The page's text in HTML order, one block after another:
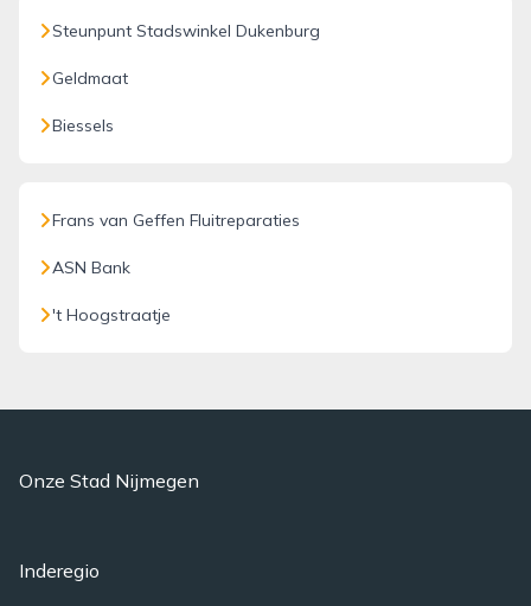
Steunpunt Stadswinkel Dukenburg
Geldmaat
Biessels
Frans van Geffen Fluitreparaties
ASN Bank
't Hoogstraatje
Onze Stad Nijmegen
Inderegio